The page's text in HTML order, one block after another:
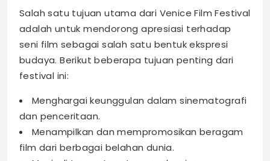
Salah satu tujuan utama dari Venice Film Festival
adalah untuk mendorong apresiasi terhadap
seni film sebagai salah satu bentuk ekspresi
budaya. Berikut beberapa tujuan penting dari
festival ini:
Menghargai keunggulan dalam sinematografi
dan penceritaan.
Menampilkan dan mempromosikan beragam
film dari berbagai belahan dunia.